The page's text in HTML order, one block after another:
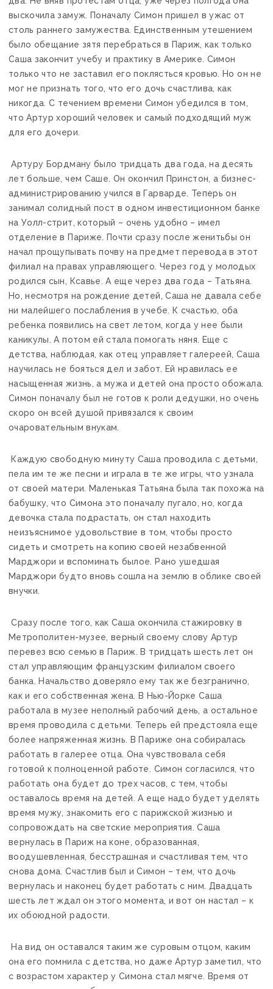
выскочила замуж. Поначалу Симон пришел в ужас от
столь раннего замужества. Единственным утешением
было обещание зятя перебраться в Париж, как только
Саша закончит учебу и практику в Америке. Симон
только что не заставил его поклясться кровью. Но он не
мог не признать того, что его дочь счастлива, как
никогда. С течением времени Симон убедился в том,
что Артур хороший человек и самый подходящий муж
для его дочери.
Артуру Бордману было тридцать два года, на десять
лет больше, чем Саше. Он окончил Принстон, а бизнес-
администрированию учился в Гарварде. Теперь он
занимал солидный пост в одном инвестиционном банке
на Уолл-стрит, который – очень удобно – имел
отделение в Париже. Почти сразу после женитьбы он
начал прощупывать почву на предмет перевода в этот
филиал на правах управляющего. Через год у молодых
родился сын, Ксавье. А еще через два года – Татьяна.
Но, несмотря на рождение детей, Саша не давала себе
ни малейшего послабления в учебе. К счастью, оба
ребенка появились на свет летом, когда у нее были
каникулы. А потом ей стала помогать няня. Еще с
детства, наблюдая, как отец управляет галереей, Саша
научилась не бояться дел и забот. Ей нравилась ее
насыщенная жизнь, а мужа и детей она просто обожала.
Симон поначалу был не готов к роли дедушки, но очень
скоро он всей душой привязался к своим
очаровательным внукам.
Каждую свободную минуту Саша проводила с детьми,
пела им те же песни и играла в те же игры, что узнала
от своей матери. Маленькая Татьяна была так похожа на
бабушку, что Симона это поначалу пугало, но, когда
девочка стала подрастать, он стал находить
неизъяснимое удовольствие в том, чтобы просто
сидеть и смотреть на копию своей незабвенной
Марджори и вспоминать былое. Рано ушедшая
Марджори будто вновь сошла на землю в облике своей
внучки.
Сразу после того, как Саша окончила стажировку в
Метрополитен-музее, верный своему слову Артур
перевез всю семью в Париж. В тридцать шесть лет он
стал управляющим французским филиалом своего
банка. Начальство доверяло ему так же безгранично,
как и его собственная жена. В Нью-Йорке Саша
работала в музее неполный рабочий день, а остальное
время проводила с детьми. Теперь ей предстояла еще
более напряженная жизнь. В Париже она собиралась
работать в галерее отца. Она чувствовала себя
готовой к полноценной работе. Симон согласился, что
работать она будет до трех часов, с тем, чтобы
оставалось время на детей. А еще надо будет уделять
время мужу, знакомить его с парижской жизнью и
сопровождать на светские мероприятия. Саша
вернулась в Париж на коне, образованная,
воодушевленная, бесстрашная и счастливая тем, что
снова дома. Счастлив был и Симон – тем, что дочь
вернулась и наконец будет работать с ним. Двадцать
шесть лет ждал он этого момента, и вот он настал – к
их обоюдной радости.
На вид он оставался таким же суровым отцом, каким
она его помнила с детства, но даже Артур заметил, что
с возрастом характер у Симона стал мягче. Время от